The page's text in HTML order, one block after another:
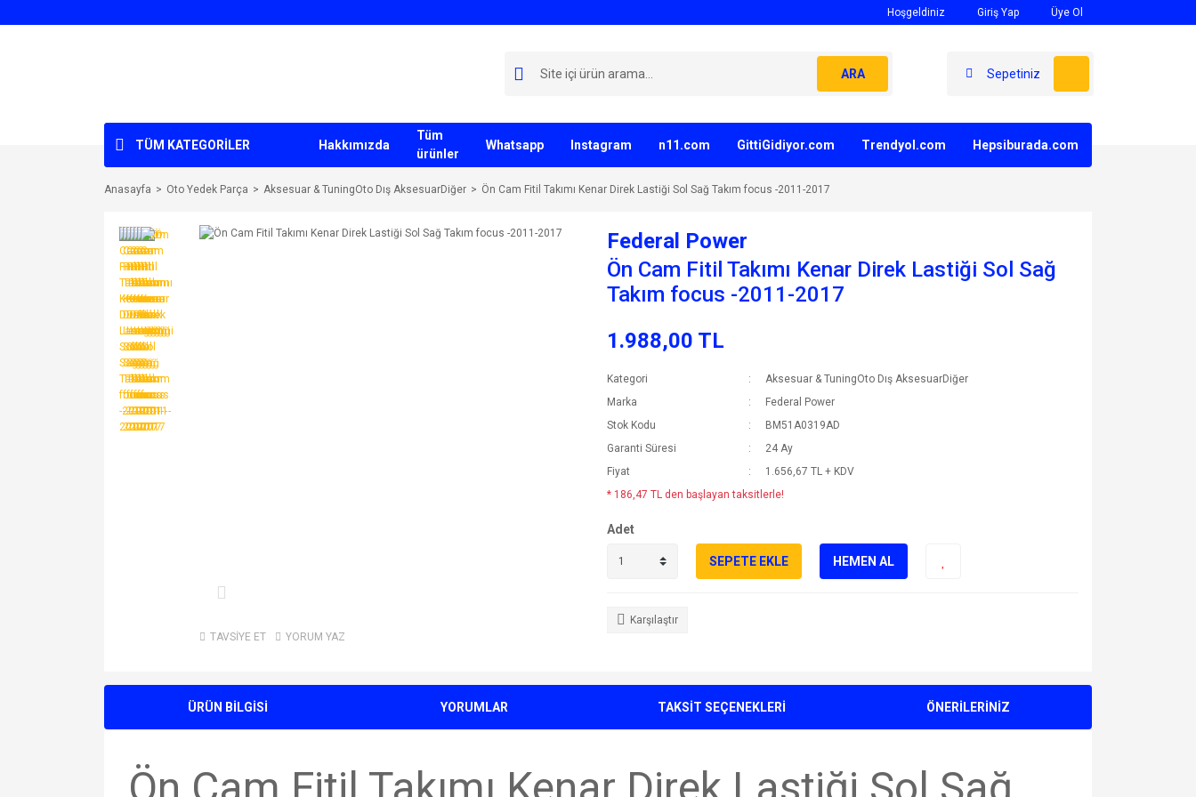
Hoşgeldiniz Giriş Yap Üye Ol
ARA Sepetiniz
TÜM KATEGORİLER Hakkımızda
Tüm
ürünler
Whatsapp Instagram n11.com GittiGidiyor.com Trendyol.com Hepsiburada.com
Anasayfa Oto Yedek Parça Aksesuar & TuningOto Dış AksesuarDiğer Ön Cam Fitil Takımı Kenar Direk Lastiği Sol Sağ Takım focus -2011-2017
TAVSİYE ET YORUM YAZ
Federal Power
Ön Cam Fitil Takımı Kenar Direk Lastiği Sol Sağ
Takım focus -2011-2017
1.988,00 TL
Kategori
Aksesuar & TuningOto Dış AksesuarDiğer
Marka
Federal Power
Stok Kodu
BM51A0319AD
Garanti Süresi
24 Ay
Fiyat
1.656,67 TL + KDV
* 186,47 TL den başlayan taksitlerle!
Adet
SEPETE EKLE HEMEN AL
Karşılaştır
ÜRÜN BİLGİSİ YORUMLAR TAKSİT SEÇENEKLERİ ÖNERİLERİNİZ